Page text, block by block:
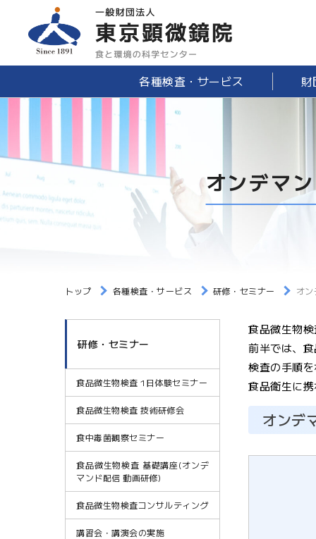
各種検査・サービス 財
オンデマ
トップ 各種検査・サービス 研修・セミナー オ
食品微生物
前半では、
検査の手順
食品衛生に
オンデ
研修・セミナー
食品微生物検査 1日体験セミナー
食品微生物検査 技術研修会
食中毒菌観察セミナー
食品微生物検査 基礎講座(オンデ
マンド配信 動画研修)
食品微生物検査コンサルティング
講習会・講演会の実施